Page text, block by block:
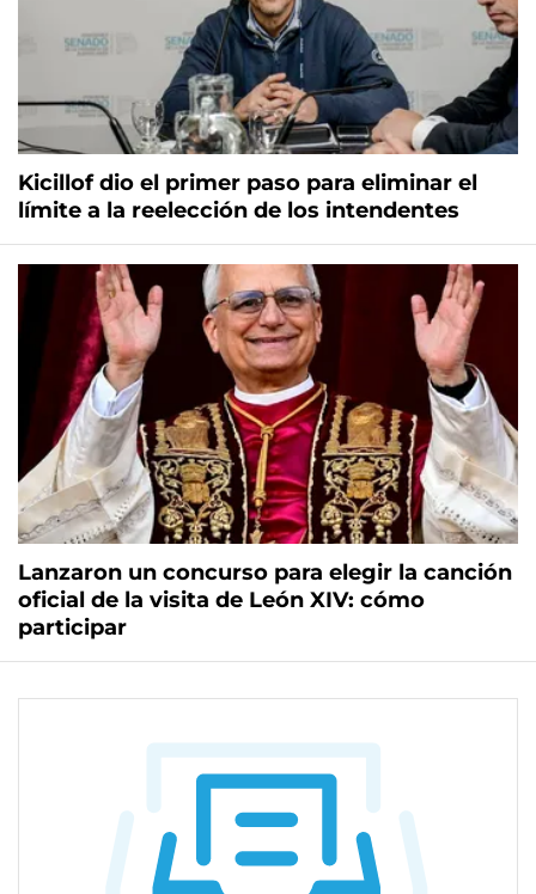
Kicillof dio el primer paso para eliminar el
límite a la reelección de los intendentes
Lanzaron un concurso para elegir la canción
oficial de la visita de León XIV: cómo
participar